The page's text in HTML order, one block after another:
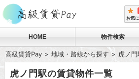
お気
HOME 物件検索
高級賃貸Pay 地域・路線から探す 虎ノ
虎ノ門駅の賃貸物件一覧